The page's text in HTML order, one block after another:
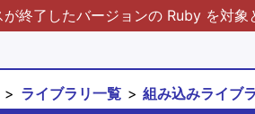
終了したバージョンの Ruby を対象
ライブラリ一覧 組み込みライブ